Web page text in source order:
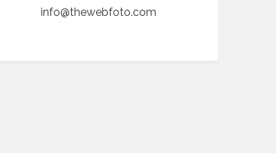
info@thewebfoto.com